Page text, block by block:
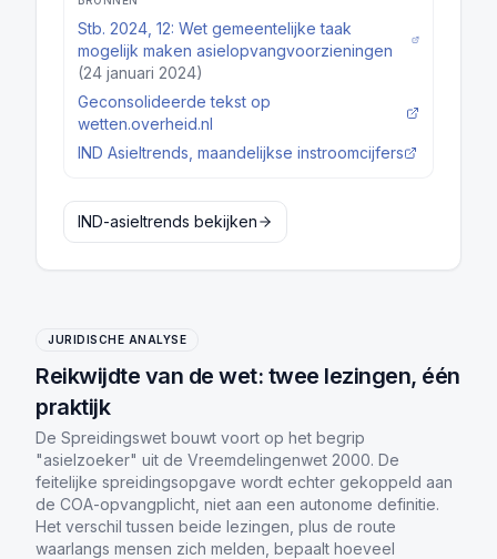
Stb. 2024, 12: Wet gemeentelijke taak
mogelijk maken asielopvangvoorzieningen
(24 januari 2024)
Geconsolideerde tekst op
wetten.overheid.nl
IND Asieltrends, maandelijkse instroomcijfers
IND-asieltrends bekijken
JURIDISCHE ANALYSE
Reikwijdte van de wet: twee lezingen, één
praktijk
De Spreidingswet bouwt voort op het begrip
"asielzoeker" uit de Vreemdelingenwet 2000. De
feitelijke spreidingsopgave wordt echter gekoppeld aan
de COA-opvangplicht, niet aan een autonome definitie.
Het verschil tussen beide lezingen, plus de route
waarlangs mensen zich melden, bepaalt hoeveel